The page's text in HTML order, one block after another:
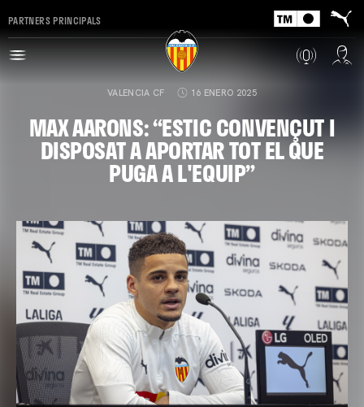
PARTNERS PRINCIPALS
VALENCIA CF 16 ENERO 2025
MAX AARONS: “ESTIC CONVENÇUT I
DISPOSAT A APORTAR TOT EL QUE
PUGA A L'EQUIP”